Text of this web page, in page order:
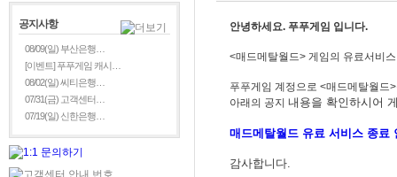
공지사항
08/09(일) 부산은행…
[이벤트] 푸푸게임 캐시…
08/02(일) 씨티은행…
07/31(금) 고객센터…
07/19(일) 신한은행…
안녕하세요. 푸푸게임 입니다.
<매드메탈월드> 게임의 유료서비
푸푸게임 계정으로 <매드메탈월드
아래의 공지 내용을 확인하시어
매드메탈월드 유료 서비스 종료
감사합니다.